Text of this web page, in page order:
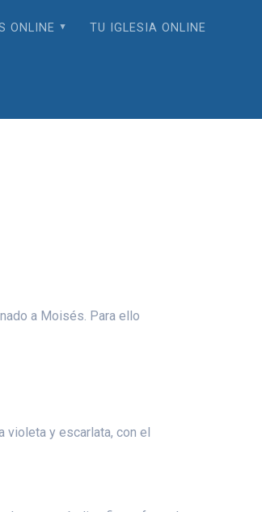
ONLINE TU IGLESIA ONLINE
a Moisés. Para ello
violeta y escarlata, con el